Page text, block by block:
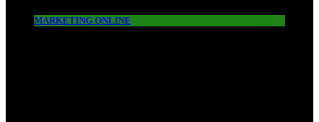
MARKETING ONLINE